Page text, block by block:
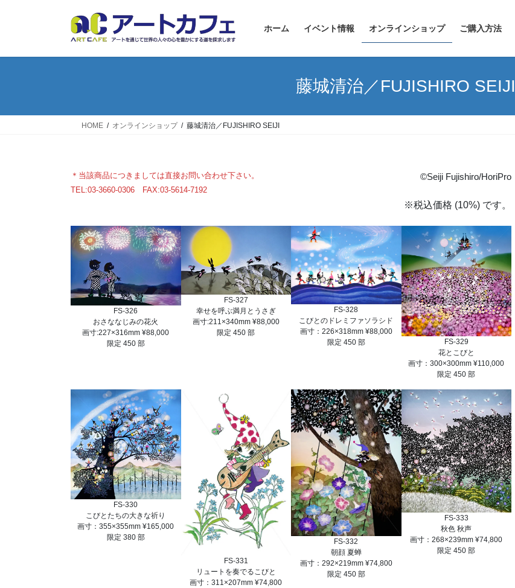
ホーム イベント情報 オンラインショップ ご購入方法
藤城清治／FUJISHIRO SEIJI
HOME オンラインショップ 藤城清治／FUJISHIRO SEIJI
＊当該商品につきましては直接お問い合わせ下さい。
TEL:03-3660-0306 FAX:03-5614-7192
©Seiji Fujishiro/HoriPro
※税込価格 (10%) です。
FS-326
おさななじみの花火
画寸:227×316mm ¥88,000
限定 450 部
FS-327
幸せを呼ぶ満月とうさぎ
画寸:211×340mm ¥88,000
限定 450 部
FS-328
こびとのドレミファソラシド
画寸：226×318mm ¥88,000
限定 450 部
FS-329
花とこびと
画寸：300×300mm ¥110,000
限定 450 部
FS-330
こびとたちの大きな祈り
画寸：355×355mm ¥165,000
限定 380 部
FS-331
リュートを奏でるこびと
画寸：311×207mm ¥74,800
FS-332
朝顔 夏蝉
画寸：292×219mm ¥74,800
限定 450 部
FS-333
秋色 秋声
画寸：268×239mm ¥74,800
限定 450 部